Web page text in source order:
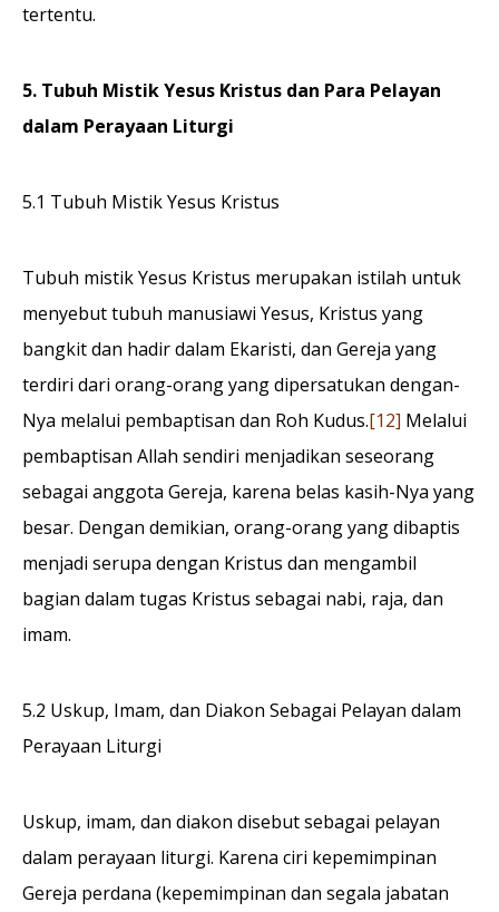
tertentu.
5. Tubuh Mistik Yesus Kristus dan Para Pelayan
dalam Perayaan Liturgi
5.1 Tubuh Mistik Yesus Kristus
Tubuh mistik Yesus Kristus merupakan istilah untuk
menyebut tubuh manusiawi Yesus, Kristus yang
bangkit dan hadir dalam Ekaristi, dan Gereja yang
terdiri dari orang-orang yang dipersatukan dengan-
Nya melalui pembaptisan dan Roh Kudus.[12] Melalui
pembaptisan Allah sendiri menjadikan seseorang
sebagai anggota Gereja, karena belas kasih-Nya yang
besar. Dengan demikian, orang-orang yang dibaptis
menjadi serupa dengan Kristus dan mengambil
bagian dalam tugas Kristus sebagai nabi, raja, dan
imam.
5.2 Uskup, Imam, dan Diakon Sebagai Pelayan dalam
Perayaan Liturgi
Uskup, imam, dan diakon disebut sebagai pelayan
dalam perayaan liturgi. Karena ciri kepemimpinan
Gereja perdana (kepemimpinan dan segala jabatan